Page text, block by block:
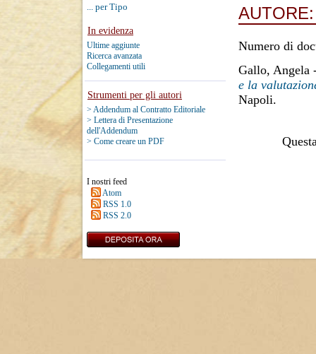
... per Tipo
In evidenza
Ultime aggiunte
Ricerca avanzata
Collegamenti utili
Strumenti per gli autori
> Addendum al Contratto Editoriale
> Lettera di Presentazione
dell'Addendum
> Come creare un PDF
I nostri feed
Atom
RSS 1.0
RSS 2.0
Numero di
Gallo, Angela
e la
Napoli.